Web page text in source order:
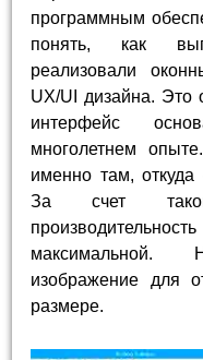
программным
понять, как
реализовали
UX/UI дизайна. Это
интерфейс
многолетнем
именно там, откуда
За счет
изображение для
размере.